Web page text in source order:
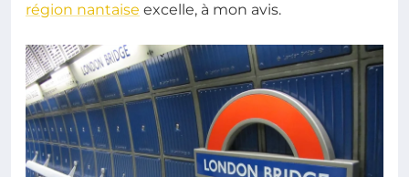
région nantaise excelle, à mon avis.